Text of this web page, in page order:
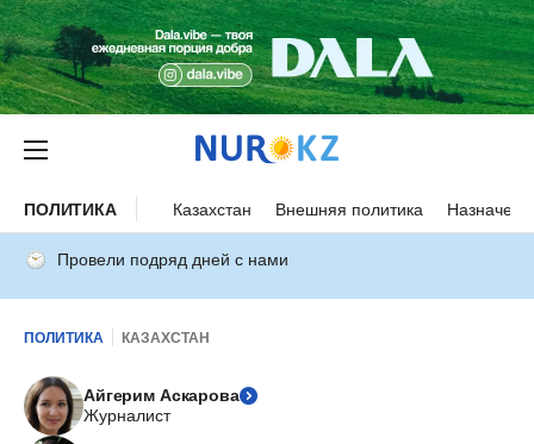
ПОЛИТИКА Казахстан Внешняя политика
Провели подряд дней с нами
ПОЛИТИКА КАЗАХСТАН
Айгерим Аскарова
Журналист